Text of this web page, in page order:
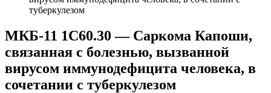
туберкулезом
МКБ-11 1C60.30 — Саркома Капоши,
связанная с болезнью, вызванной
вирусом иммунодефицита человека, в
сочетании с туберкулезом